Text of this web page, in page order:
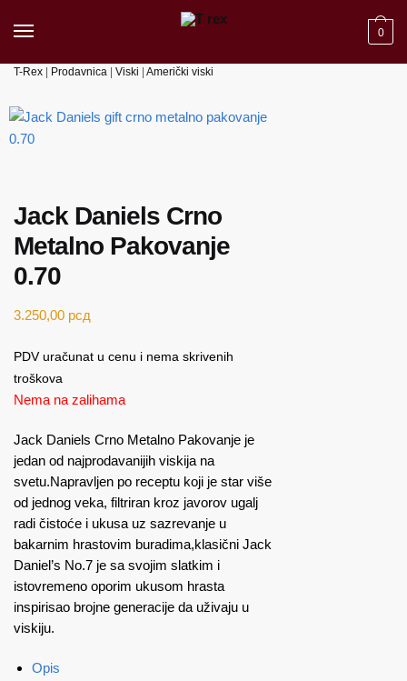
0
T-Rex Prodavnica Viski Američki viski
Jack Daniels Crno
Metalno Pakovanje
0.70
3.250,00 рсд
PDV uračunat u cenu i nema skrivenih
troškova
Nema na zalihama
Jack Daniels Crno Metalno Pakovanje je
jedan od najprodavanijih viskija na
svetu.Napravljen po receptu koji je star više
od jednog veka, filtriran kroz javorov ugalj
radi čistoće i ukusa uz sazrevanje u
bakarnim hrastovim buradima,klasični Jack
Daniel’s No.7 je sa svojim slatkim i
istovremeno oporim ukusom hrasta
inspirisao brojne generacije da uživaju u
viskiju.
Opis